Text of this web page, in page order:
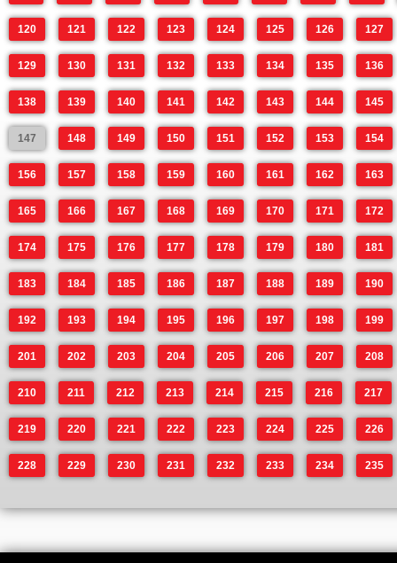
120 121 122 123 124 125 126 127
129 130 131 132 133 134 135 136
138 139 140 141 142 143 144 145
147 148 149 150 151 152 153 154
156 157 158 159 160 161 162 163
165 166 167 168 169 170 171 172
174 175 176 177 178 179 180 181
183 184 185 186 187 188 189 190
192 193 194 195 196 197 198 199
201 202 203 204 205 206 207 208
210 211 212 213 214 215 216 217
219 220 221 222 223 224 225 226
228 229 230 231 232 233 234 235